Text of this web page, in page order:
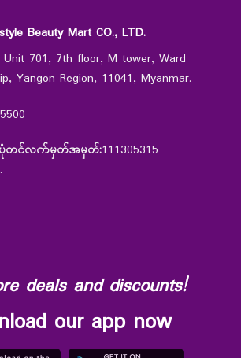
Beauty Mart CO., LTD.
Unit 701, 7th floor, M tower, Ward
Yangon Region, 11041, Myanmar.
တ်ပုံတင်လက်မှတ်အမှတ်:111305315
deals and discounts!
our app now